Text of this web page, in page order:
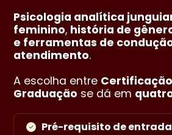
Psicologia analítica
feminino, história de
e ferramentas de
atendimento.
A escolha entre Certificação
Graduação se dá em
Pré-requisito de entrada